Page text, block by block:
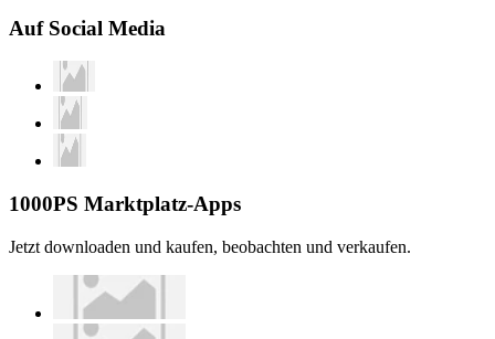
Auf Social Media
1000PS Marktplatz-Apps
Jetzt downloaden und kaufen, beobachten und verkaufen.